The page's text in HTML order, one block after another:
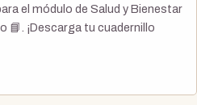
el módulo de Salud y Bienestar
📘. ¡Descarga tu cuadernillo